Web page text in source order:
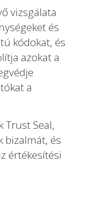
vizsgálata
és
kódokat, és
azokat a
a
Trust Seal,
bizalmát, és
értékesítési